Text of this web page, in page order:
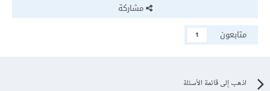
مشاركة
متابعون
1
اذهب إلى قائمة الأسئلة